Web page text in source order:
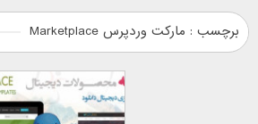
برچسب : مارکت وردپرس Marketplace